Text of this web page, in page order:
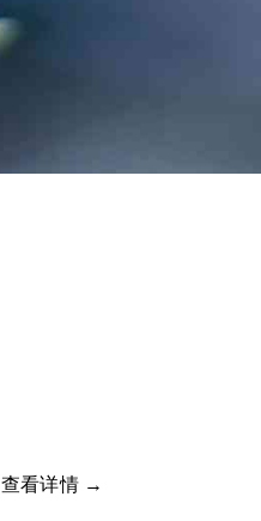
查看详情 →